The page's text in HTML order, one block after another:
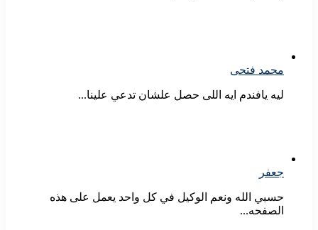
محمد فتحى
ليه يافندم ايه اللى حصل علشان تدعي علينا...
جعفر
حسبي الله ونعم الوكيل في كل واحد يعمل على هذه
الصفحه...